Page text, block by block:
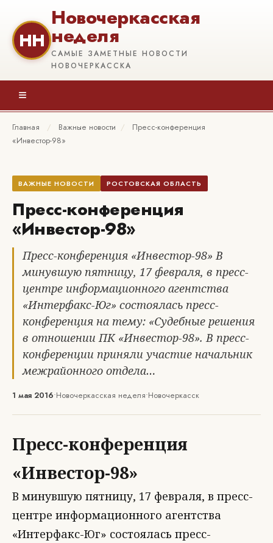
НН
Новочеркасская
неделя
САМЫЕ ЗАМЕТНЫЕ НОВОСТИ
НОВОЧЕРКАССКА
≡
Главная / Важные новости /
Пресс-конференция
«Инвестор-98»
ВАЖНЫЕ НОВОСТИ РОСТОВСКАЯ ОБЛАСТЬ
Пресс-конференция
«Инвестор-98»
Пресс-конференция «Инвестор-98» В
минувшую пятницу, 17 февраля, в пресс-
центре информационного агентства
«Интерфакс-Юг» состоялась пресс-
конференция на тему: «Судебные решения
в отношении ПК «Инвестор-98». В пресс-
конференции приняли участие начальник
межрайонного отдела…
1 мая 2016•Новочеркасская неделя•Новочеркасск
Пресс-конференция
«Инвестор-98»
В минувшую пятницу, 17 февраля, в пресс-
центре информационного агентства
«Интерфакс-Юг» состоялась пресс-